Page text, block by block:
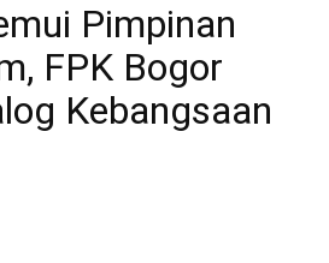
Pimpinan
FPK Bogor
Kebangsaan